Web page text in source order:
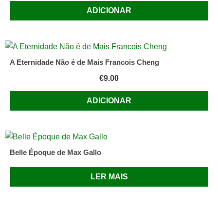
ADICIONAR
A Eternidade Não é de Mais Francois Cheng
€9.00
ADICIONAR
Belle Époque de Max Gallo
LER MAIS